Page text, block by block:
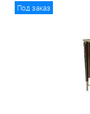
Под заказ